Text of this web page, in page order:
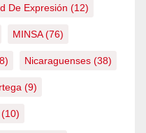
De Expresión (12)
MINSA(76)
Nicaraguenses (38)
(9)
(10)